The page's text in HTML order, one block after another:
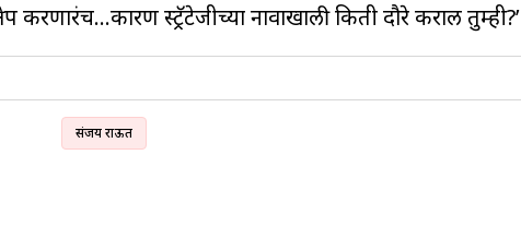
स्ट्रॅटेजीच्या नावाखाली किती दौरे कराल तुम्ही?’
संजय राऊत